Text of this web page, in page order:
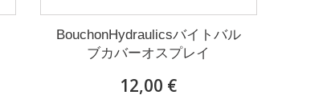
BouchonHydraulicsバイトバル
ブカバーオスプレイ
12,00 €